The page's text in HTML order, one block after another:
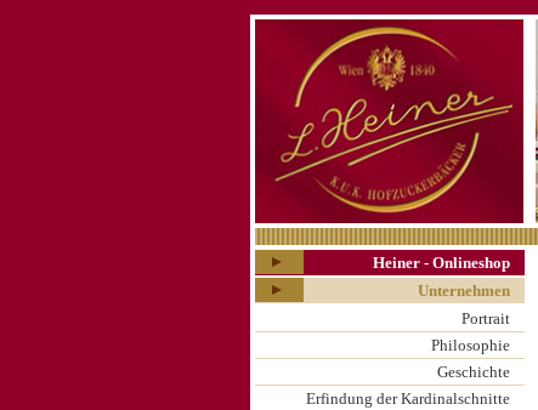
Heiner - Onlineshop
Unternehmen
Portrait
Philosophie
Geschichte
Erfindung der Kardinalschnitte